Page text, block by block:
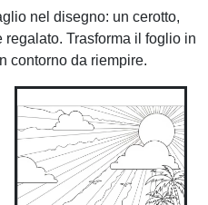
nel disegno: un cerotto,
Trasforma il foglio in
contorno da riempire.